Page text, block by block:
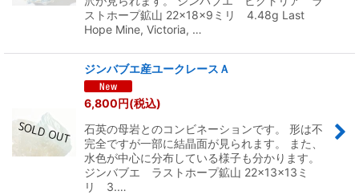
ストホープ鉱山 22×18×9ミリ 4.48g Last
Hope Mine, Victoria, …
ジンバブエ産ユークレースＡ
6,800円(税込)
石英の母岩とのコンビネーションです。 形は不
完全ですが一部に結晶面が見られます。 また、
水色が中心に分布している様子も分かります。
ジンバブエ ラストホープ鉱山 22×13×13ミ
リ 3.…